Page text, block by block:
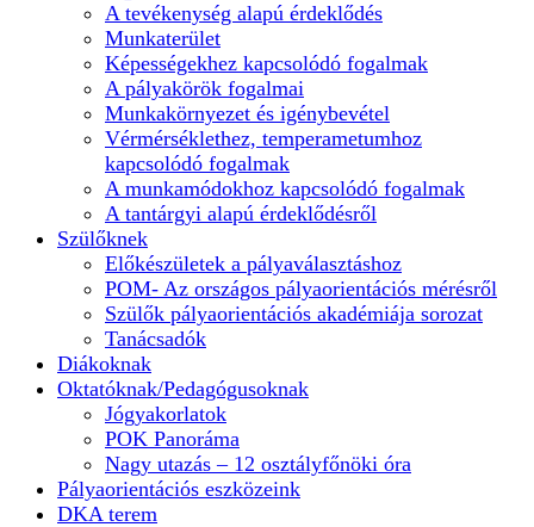
A tevékenység alapú érdeklődés
Munkaterület
Képességekhez kapcsolódó fogalmak
A pályakörök fogalmai
Munkakörnyezet és igénybevétel
Vérmérséklethez, temperametumhoz
kapcsolódó fogalmak
A munkamódokhoz kapcsolódó fogalmak
A tantárgyi alapú érdeklődésről
Szülőknek
Előkészületek a pályaválasztáshoz
POM- Az országos pályaorientációs mérésről
Szülők pályaorientációs akadémiája sorozat
Tanácsadók
Diákoknak
Oktatóknak/Pedagógusoknak
Jógyakorlatok
POK Panoráma
Nagy utazás – 12 osztályfőnöki óra
Pályaorientációs eszközeink
DKA terem